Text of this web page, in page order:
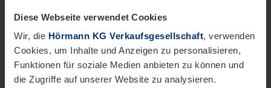
Diese Webseite verwendet Cookies
Wir, die Hörmann KG Verkaufsgesellschaft, verwenden
Cookies, um Inhalte und Anzeigen zu personalisieren,
Funktionen für soziale Medien anbieten zu können und
die Zugriffe auf unserer Website zu analysieren.